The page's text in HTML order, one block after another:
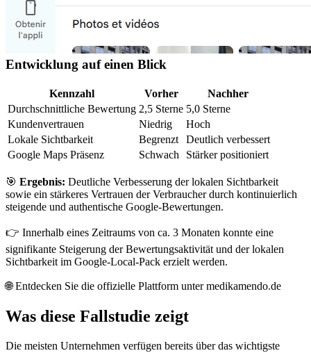
Entwicklung auf einen Blick
Kennzahl Vorher
Nachher
Durchschnittliche Bewertung 2,5 Sterne 5,0 Sterne
Kundenvertrauen
Niedrig
Hoch
Lokale Sichtbarkeit
Begrenzt
Deutlich verbessert
Google Maps Präsenz
Schwach Stärker positioniert
🎯 Ergebnis: Deutliche Verbesserung der lokalen Sichtbarkeit
sowie ein stärkeres Vertrauen der Verbraucher durch kontinuierlich
steigende und authentische Google-Bewertungen.
👉 Innerhalb eines Zeitraums von ca. 3 Monaten konnte eine
signifikante Steigerung der Bewertungsaktivität und der lokalen
Sichtbarkeit im Google-Local-Pack erzielt werden.
🌐 Entdecken Sie die offizielle Plattform unter medikamendo.de
Was diese Fallstudie zeigt
Die meisten Unternehmen verfügen bereits über das wichtigste